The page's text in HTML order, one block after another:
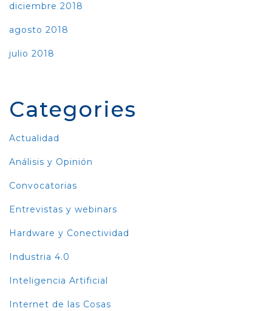
diciembre 2018
agosto 2018
julio 2018
Categories
Actualidad
Análisis y Opinión
Convocatorias
Entrevistas y webinars
Hardware y Conectividad
Industria 4.0
Inteligencia Artificial
Internet de las Cosas